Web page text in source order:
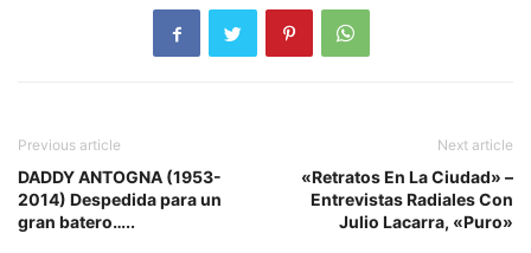
Previous article
DADDY ANTOGNA (1953-
2014) Despedida para un
gran batero…..
Next article
«Retratos En La Ciudad» –
Entrevistas Radiales Con
Julio Lacarra, «Puro»